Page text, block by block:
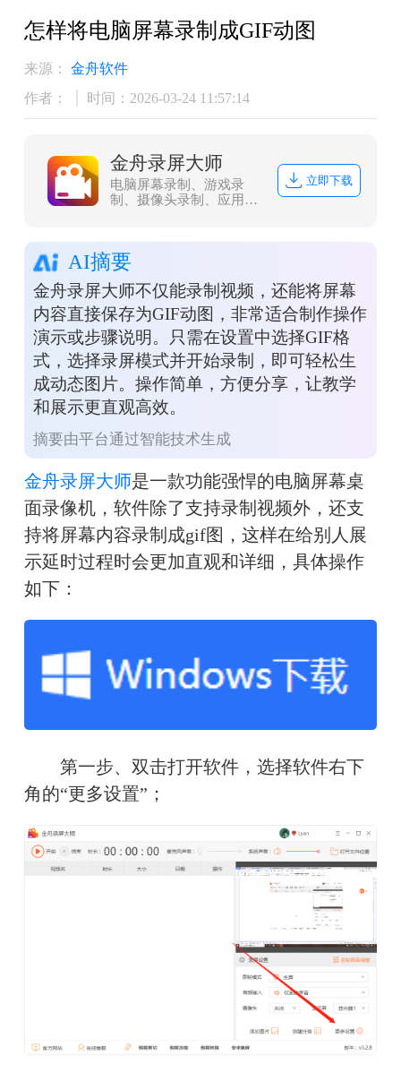
怎样将电脑屏幕录制成GIF动图
来源：
金舟软件
作者：
时间：2026-03-24 11:57:14
金舟录屏大师
电脑屏幕录制、游戏录
制、摄像头录制、应用录
平台画质要求，解决电脑
屏幕视频录像辑需求，让
电脑录像录屏更轻松
立即下载
AI摘要
金舟录屏大师不仅能录制视频，还能将屏幕
内容直接保存为GIF动图，非常适合制作操作
演示或步骤说明。只需在设置中选择GIF格
式，选择录屏模式并开始录制，即可轻松生
成动态图片。操作简单，方便分享，让教学
和展示更直观高效。
摘要由平台通过智能技术生成
金舟录屏大师是一款功能强悍的电脑屏幕桌
面录像机， 软件除了支持录制视频外，还支
持将屏幕内容录制成gif图，这样在给别人展
示延时过程时会更加直观和详细，具体操作
如下：
第一步、双击打开软件，选择软件右下
角的“更多设置”；